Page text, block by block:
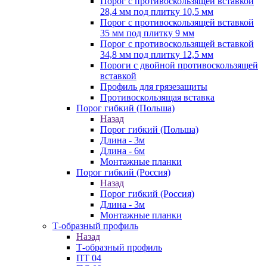
28,4 мм под плитку 10,5 мм
Порог с противоскользящей вставкой
35 мм под плитку 9 мм
Порог с противоскользящей вставкой
34,8 мм под плитку 12,5 мм
Пороги с двойной противоскользящей
вставкой
Профиль для грязезащиты
Противоскользящая вставка
Порог гибкий (Польша)
Назад
Порог гибкий (Польша)
Длина - 3м
Длина - 6м
Монтажные планки
Порог гибкий (Россия)
Назад
Порог гибкий (Россия)
Длина - 3м
Монтажные планки
Т-образный профиль
Назад
Т-образный профиль
ПТ 04